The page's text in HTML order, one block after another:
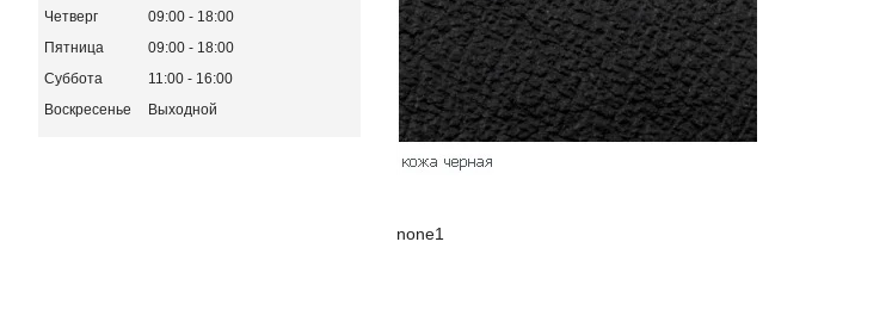
none1
Четверг
09:00
18:00
Пятница
09:00
18:00
Суббота
11:00
16:00
Воскресенье
Выходной